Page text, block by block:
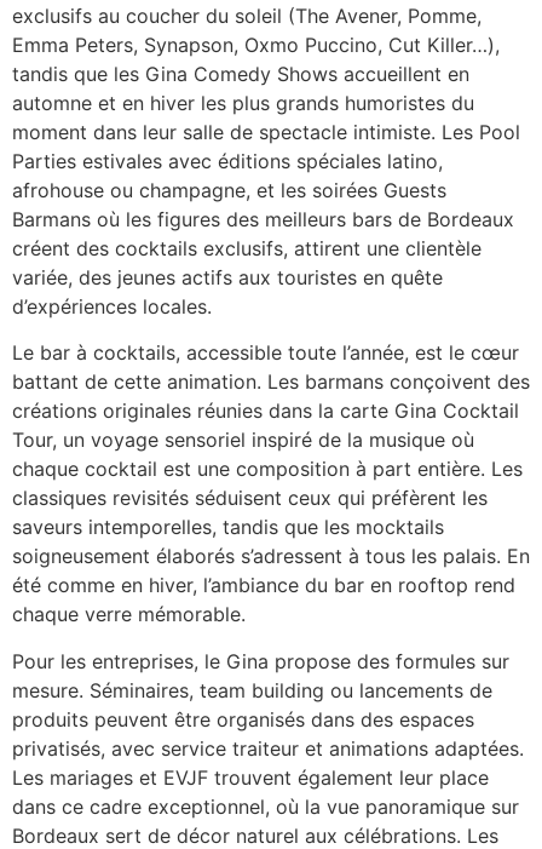
exclusifs au coucher du soleil (The Avener, Pomme,
Emma Peters, Synapson, Oxmo Puccino, Cut Killer…),
tandis que les Gina Comedy Shows accueillent en
automne et en hiver les plus grands humoristes du
moment dans leur salle de spectacle intimiste. Les Pool
Parties estivales avec éditions spéciales latino,
afrohouse ou champagne, et les soirées Guests
Barmans où les figures des meilleurs bars de Bordeaux
créent des cocktails exclusifs, attirent une clientèle
variée, des jeunes actifs aux touristes en quête
d’expériences locales.
Le bar à cocktails, accessible toute l’année, est le cœur
battant de cette animation. Les barmans conçoivent des
créations originales réunies dans la carte Gina Cocktail
Tour, un voyage sensoriel inspiré de la musique où
chaque cocktail est une composition à part entière. Les
classiques revisités séduisent ceux qui préfèrent les
saveurs intemporelles, tandis que les mocktails
soigneusement élaborés s’adressent à tous les palais. En
été comme en hiver, l’ambiance du bar en rooftop rend
chaque verre mémorable.
Pour les entreprises, le Gina propose des formules sur
mesure. Séminaires, team building ou lancements de
produits peuvent être organisés dans des espaces
privatisés, avec service traiteur et animations adaptées.
Les mariages et EVJF trouvent également leur place
dans ce cadre exceptionnel, où la vue panoramique sur
Bordeaux sert de décor naturel aux célébrations. Les